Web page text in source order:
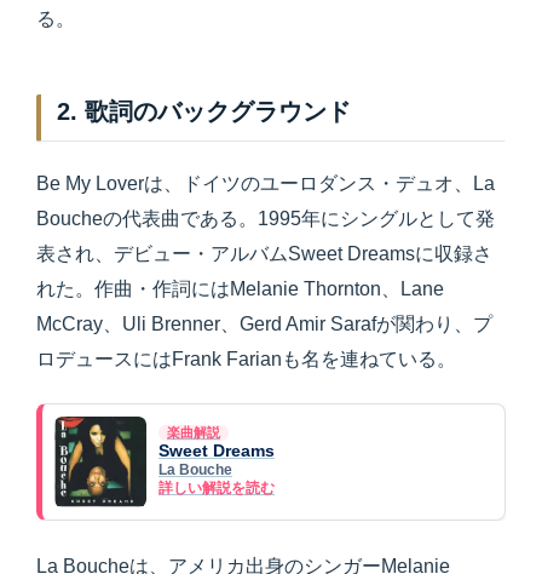
る。
2. 歌詞のバックグラウンド
Be My Loverは、ドイツのユーロダンス・デュオ、La
Boucheの代表曲である。1995年にシングルとして発
表され、デビュー・アルバムSweet Dreamsに収録さ
れた。作曲・作詞にはMelanie Thornton、Lane
McCray、Uli Brenner、Gerd Amir Sarafが関わり、プ
ロデュースにはFrank Farianも名を連ねている。
楽曲解説
Sweet Dreams
La Bouche
詳しい解説を読む
La Boucheは、アメリカ出身のシンガーMelanie